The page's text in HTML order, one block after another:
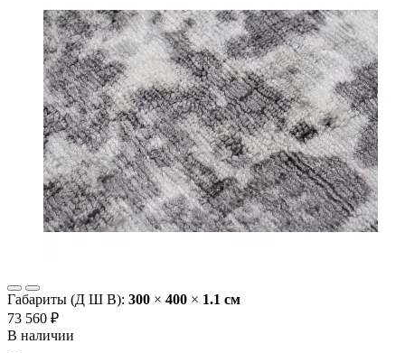
Габариты (Д Ш В): 300 × 400 × 1.1 cм
73 560 ₽
В наличии